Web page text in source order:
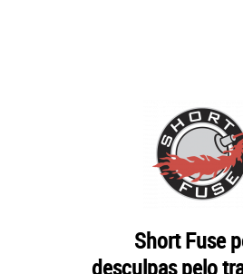
Short Fuse
desculpas pelo